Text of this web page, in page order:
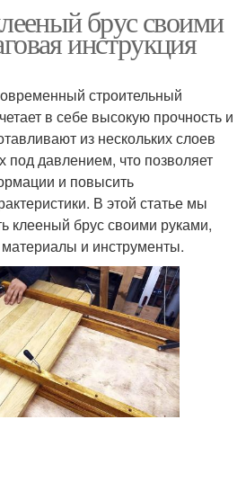
брус своими
инструкция
строительный
в себе высокую прочность и
из нескольких слоев
под давлением, что позволяет
и повысить
В этой статье мы
клееный брус своими руками,
и инструменты.